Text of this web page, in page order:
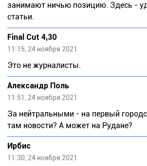
занимают ничью позицию. Здесь -
статьи.
Final Cut 4,30
11:15, 24 ноября 2021
Это не журналисты.
Александр Поль
11:51, 24 ноября 2021
За нейтральными - на первый
там новости? А может на Рудане?
Ирбис
11:30, 24 ноября 2021